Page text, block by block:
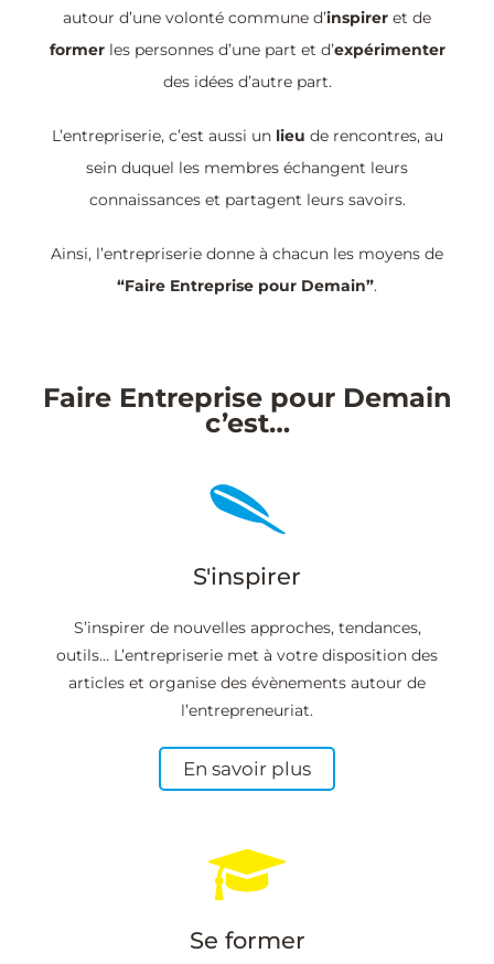
autour d’une volonté commune d’inspirer et de
formerles personnes d’une part et d’expérimenter
des idées d’autre part.
L’entrepriserie, c’est aussi un lieu de rencontres, au
sein duquel les membres échangent leurs
connaissances et partagent leurs savoirs.
Ainsi, l’entrepriserie donne à chacun les moyens de
“Faire Entreprise pour Demain”.
Faire Entreprise pour Demain
c’est…
S'inspirer
S’inspirer de nouvelles approches, tendances,
outils… L’entrepriserie met à votre disposition des
articles et organise des évènements autour de
l’entrepreneuriat.
En savoir plus
Se former